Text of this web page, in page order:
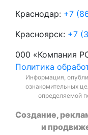
Краснодар: +7
Красноярск: +7
000 «Компания
Политика
Информация,
ознакомительных
определяемой
Создание,
и